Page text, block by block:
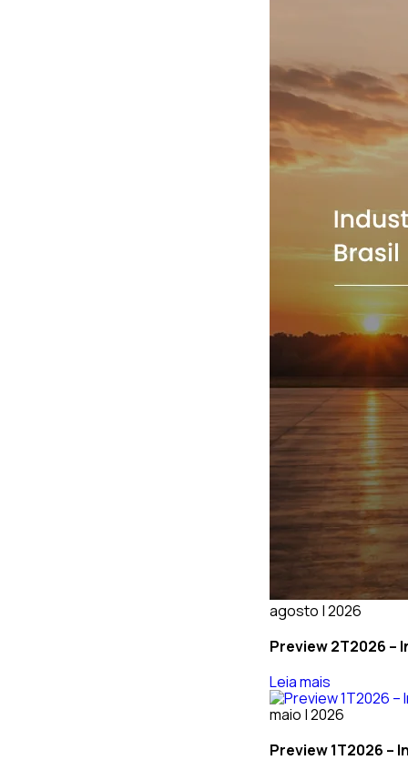
agosto | 2026
Preview 2T2026
Leia mais
maio | 2026
Preview 1T2026 –